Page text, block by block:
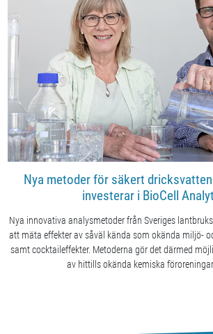
Nya metoder för säkert
investerar i BioCell
Nya innovativa analysmetoder från Sveriges
att mäta effekter av såväl kända som okända miljö-
samt cocktaileffekter. Metoderna gör det därmed
av hittills okända kemiska